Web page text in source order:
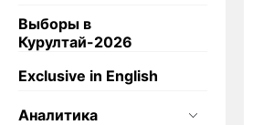
Выборы в
Курултай-2026
Exclusive in English
Аналитика